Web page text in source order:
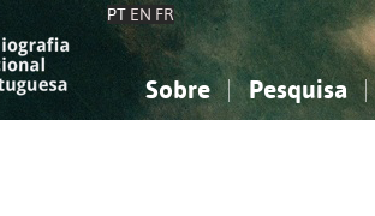
PT EN FR
Sobre Pesquisa